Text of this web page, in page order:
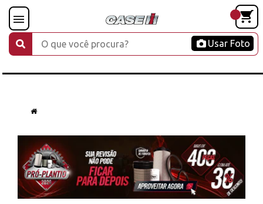
Usar Foto